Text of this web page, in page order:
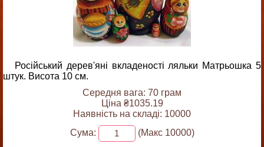
Російський дерев'яні вкладеності ляльки Матрьошка 5
штук. Висота 10 см.
Середня вага: 70 грам
Ціна ₴1035.19
Наявність на складі: 10000
Сума:
(Макс 10000)